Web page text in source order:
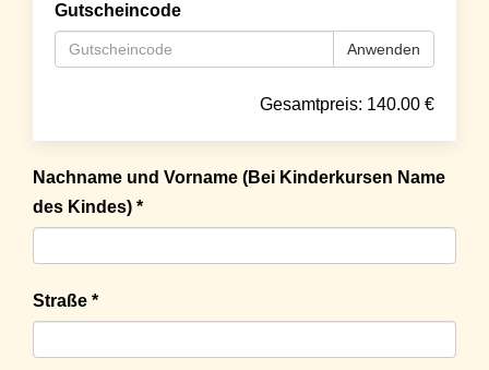
Gutscheincode
Anwenden
Gesamtpreis: 140.00 €
Nachname und Vorname (Bei Kinderkursen Name
des Kindes) *
Straße *